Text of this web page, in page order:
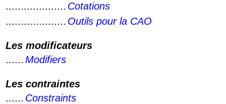
.................... Cotations
.................... Outils pour la CAO
Les modificateurs
...... Modifiers
Les contraintes
...... Constraints